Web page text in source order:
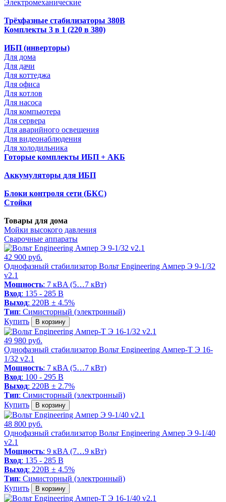
Электромеханические
Трёхфазные стабилизаторы 380В
Комплекты 3 в 1 (220 в 380)
ИБП (инверторы)
Для дома
Для дачи
Для коттеджа
Для офиса
Для котлов
Для насоса
Для компьютера
Для сервера
Для аварийного освещения
Для видеонаблюдения
Для холодильника
Готорые комплекты ИБП + АКБ
Аккумуляторы для ИБП
Блоки контроля сети (БКС)
Стойки
Товары для дома
Мойки высокого давления
Сварочные аппараты
42 900 руб.
Однофазный стабилизатор Вольт Engineering Ампер Э 9-1/32
v2.1
Мощность: 7 кВA (5…7 кВт)
Вход: 135 - 285 В
Выход: 220В ± 4.5%
Тип: Симисторный (электронный)
Купить
В корзину
49 980 руб.
Однофазный стабилизатор Вольт Engineering Ампер-Т Э 16-
1/32 v2.1
Мощность: 7 кВA (5…7 кВт)
Вход: 100 - 295 В
Выход: 220В ± 2.7%
Тип: Симисторный (электронный)
Купить
В корзину
48 800 руб.
Однофазный стабилизатор Вольт Engineering Ампер Э 9-1/40
v2.1
Мощность: 9 кВA (7…9 кВт)
Вход: 135 - 285 В
Выход: 220В ± 4.5%
Тип: Симисторный (электронный)
Купить
В корзину